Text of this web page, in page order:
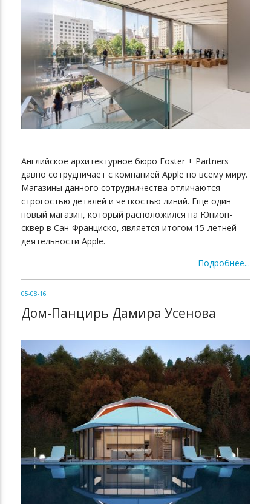
Английское архитектурное бюро Foster + Partners
давно сотрудничает с компанией Apple по всему миру.
Магазины данного сотрудничества отличаются
строгостью деталей и четкостью линий. Еще один
новый магазин, который расположился на Юнион-
сквер в Сан-Франциско, является итогом 15-летней
деятельности Apple.
Подробнее...
05-08-16
Дом-Панцирь Дамира Усенова